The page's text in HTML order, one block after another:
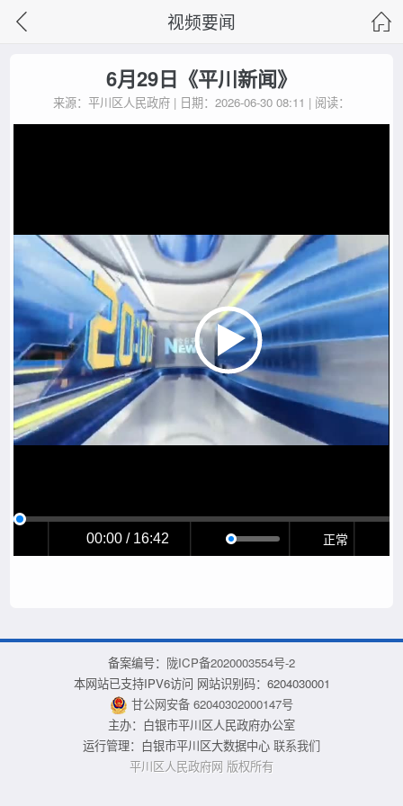
视频要闻
6月29日《平川新闻》
来源：平川区人民政府 | 日期：2026-06-30 08:11 | 阅读：
00:00 / 16:42 正常
备案编号： 陇ICP备2020003554号-2
本网站已支持IPV6访问 网站识别码：6204030001
甘公网安备 62040302000147号
主办：白银市平川区人民政府办公室
运行管理：白银市平川区大数据中心 联系我们
平川区人民政府网 版权所有